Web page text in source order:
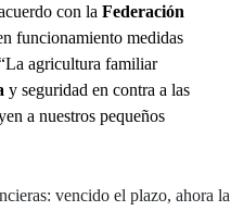
con la Federación
funcionamiento medidas
agricultura familiar
y seguridad en contra a las
a nuestros pequeños
vencido el plazo, ahora la